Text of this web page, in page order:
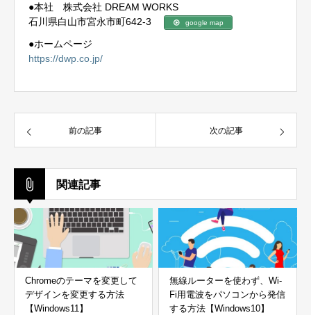
●本社 株式会社 DREAM WORKS
石川県白山市宮永市町642-3
google map
●ホームページ
https://dwp.co.jp/
前の記事 次の記事
関連記事
Chromeのテーマを変更して
デザインを変更する方法
【Windows11】
無線ルーターを使わず、Wi-
Fi用電波をパソコンから発信
する方法【Windows10】